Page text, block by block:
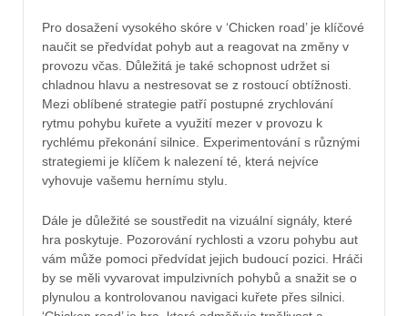
Pro dosažení vysokého skóre v ‘Chicken road’ je klíčové
naučit se předvídat pohyb aut a reagovat na změny v
provozu včas. Důležitá je také schopnost udržet si
chladnou hlavu a nestresovat se z rostoucí obtížnosti.
Mezi oblíbené strategie patří postupné zrychlování
rytmu pohybu kuřete a využití mezer v provozu k
rychlému překonání silnice. Experimentování s různými
strategiemi je klíčem k nalezení té, která nejvíce
vyhovuje vašemu hernímu stylu.
Dále je důležité se soustředit na vizuální signály, které
hra poskytuje. Pozorování rychlosti a vzoru pohybu aut
vám může pomoci předvídat jejich budoucí pozici. Hráči
by se měli vyvarovat impulzivních pohybů a snažit se o
plynulou a kontrolovanou navigaci kuřete přes silnici.